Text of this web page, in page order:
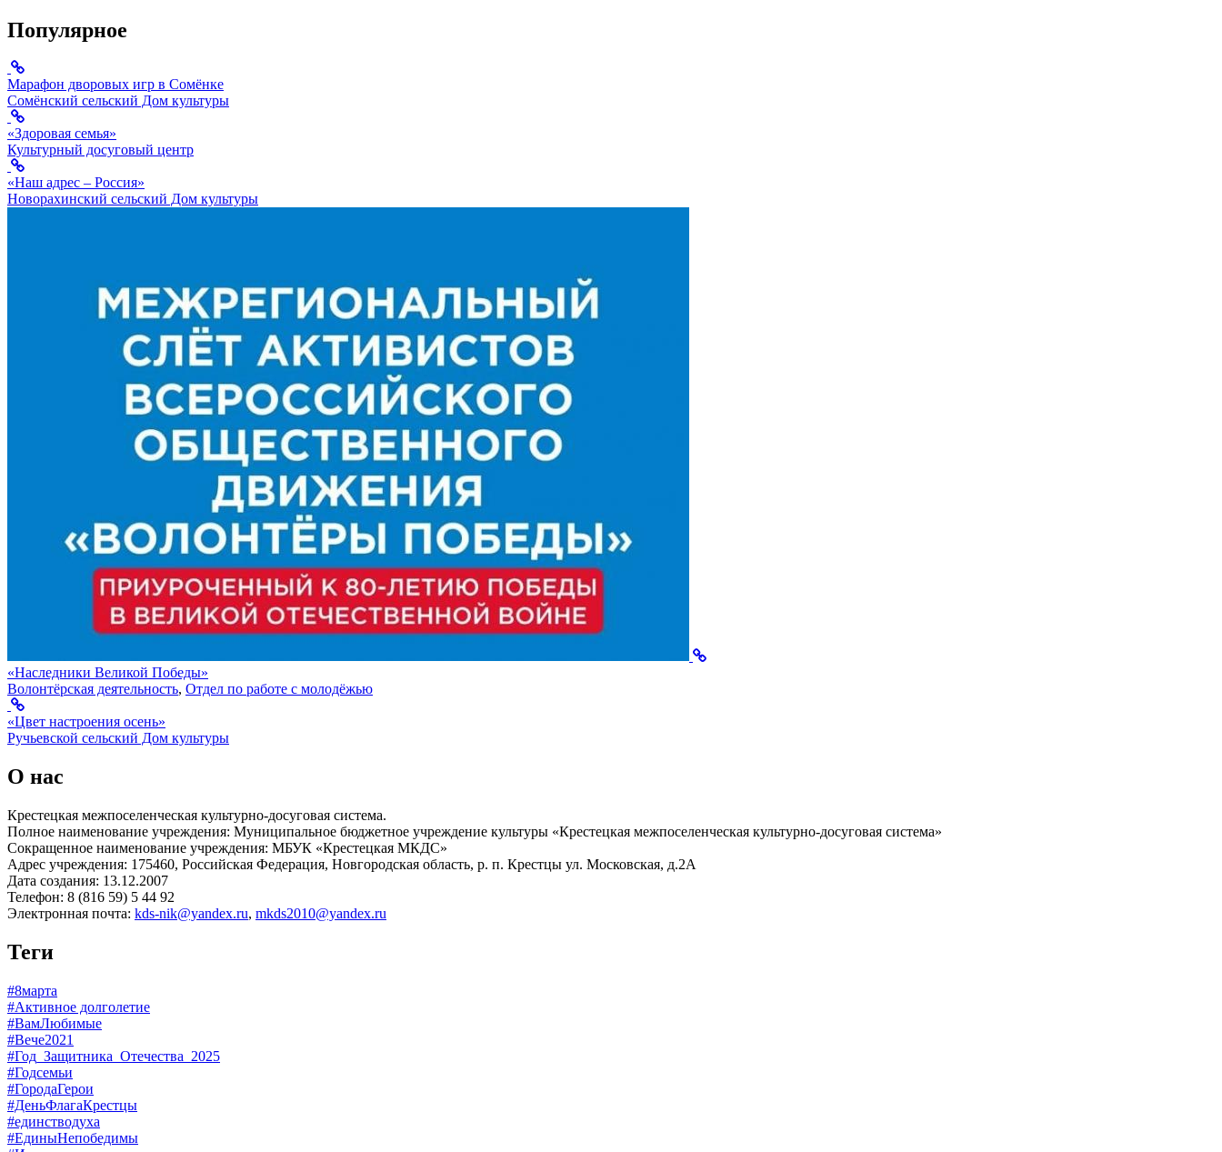
Популярное
Марафон дворовых игр в Сомёнке
Сомёнский сельский Дом культуры
«Здоровая семья»
Культурный досуговый центр
«Наш адрес – Россия»
Новорахинский сельский Дом культуры
«Наследники Великой Победы»
Волонтёрская деятельность, Отдел по работе с молодёжью
«Цвет настроения осень»
Ручьевской сельский Дом культуры
О нас
Крестецкая межпоселенческая культурно-досуговая система.
Полное наименование учреждения: Муниципальное бюджетное учреждение культуры «Крестецкая межпоселенческая культурно-досуговая система»
Сокращенное наименование учреждения: МБУК «Крестецкая МКДС»
Адрес учреждения: 175460, Российская Федерация, Новгородская область, р. п. Крестцы ул. Московская, д.2А
Дата создания: 13.12.2007
Телефон: 8 (816 59) 5 44 92
Электронная почта: kds-nik@yandex.ru, mkds2010@yandex.ru
Теги
#8марта
#Активное долголетие
#ВамЛюбимые
#Вече2021
#Год_Защитника_Отечества_2025
#Годсемьи
#ГородаГерои
#ДеньФлагаКрестцы
#единстводуха
#ЕдиныНепобедимы